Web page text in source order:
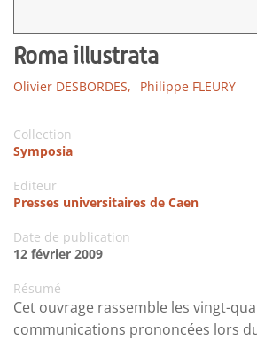
Roma illustrata
Olivier DESBORDES, Philippe FLEURY
Collection
Symposia
Editeur
Presses universitaires de Caen
Date de publication
12 février 2009
Résumé
Cet ouvrage rassemble les vingt-
communications prononcées lors